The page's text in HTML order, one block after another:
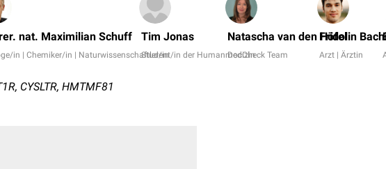
nat. Maximilian Schuff
in | Chemiker/in | Naturwissenschaftler/in
Tim Jonas
Student/in der Humanmedizin
Natascha van den Höfel
DocCheck Team
Fridolin
Arzt | Ärztin
CYSLTR, HMTMF81